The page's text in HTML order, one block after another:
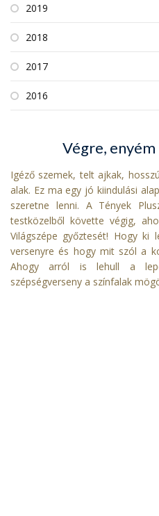
2019
2018
2017
2016
Végre,
Igéző szemek, telt ajkak,
alak. Ez ma egy jó kiindulási
szeretne lenni. A Tények
testközelből követte végig,
Világszépe győztesét! Hogy
versenyre és hogy mit szól a
Ahogy arról is lehull a
szépségverseny a színfalak